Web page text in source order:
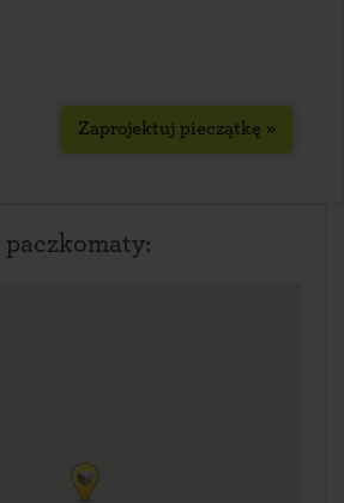
Zaprojektuj pieczątkę »